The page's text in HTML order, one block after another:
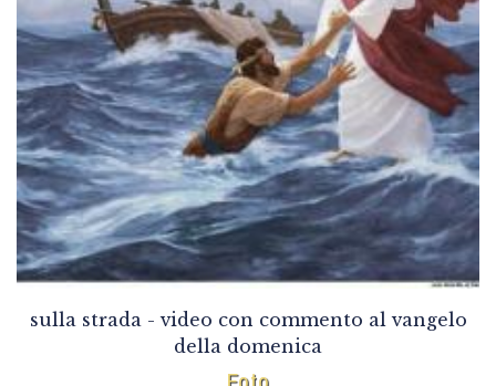
sulla strada - video con commento al vangelo
della domenica